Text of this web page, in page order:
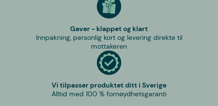
Gaver - klappet og klart
Innpakning, personlig kort og levering direkte til
mottakeren
Vi tilpasser produktet ditt i Sverige
Alltid med 100 % fornøydhetsgaranti